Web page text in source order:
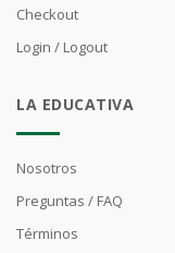
Checkout
Login / Logout
LA EDUCATIVA
Nosotros
Preguntas / FAQ
Términos